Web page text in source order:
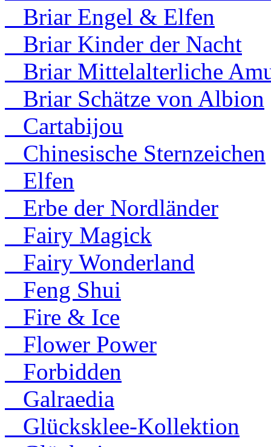
Briar Engel & Elfen
Briar Kinder der Nacht
Briar Mittelalterliche
Briar Schätze von Albion
Cartabijou
Chinesische Sternzeichen
Elfen
Erbe der Nordländer
Fairy Magick
Fairy Wonderland
Feng Shui
Fire & Ice
Flower Power
Forbidden
Galraedia
Glücksklee-Kollektion